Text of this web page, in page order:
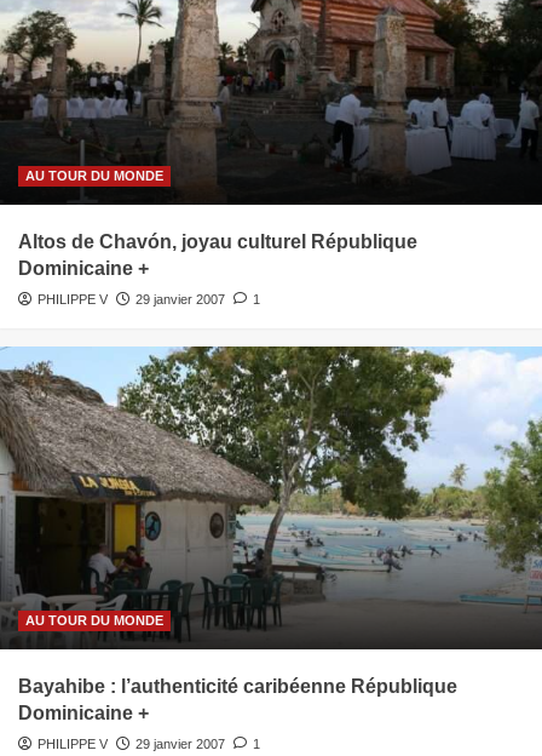
AU TOUR DU MONDE
Altos de Chavón, joyau culturel République
Dominicaine +
PHILIPPE V 29 janvier 2007 1
AU TOUR DU MONDE
Bayahibe : l’authenticité caribéenne République
Dominicaine +
PHILIPPE V 29 janvier 2007 1